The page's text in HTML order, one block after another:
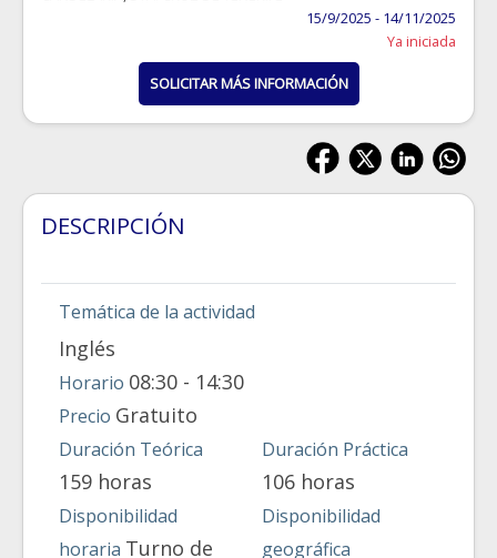
15/9/2025 - 14/11/2025
Ya iniciada
SOLICITAR MÁS INFORMACIÓN
DESCRIPCIÓN
Temática de la actividad
Inglés
Horario 08:30 - 14:30
Precio Gratuito
Duración Teórica
159 horas
Duración Práctica
106 horas
Disponibilidad
horaria Turno de
Disponibilidad
geográfica